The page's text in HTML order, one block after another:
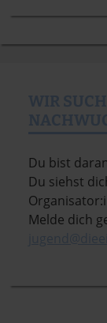
Du bist
Du siehst
Melde dich